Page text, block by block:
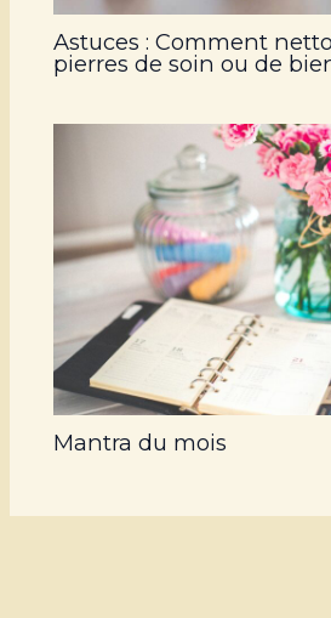
Astuces : Comment
pierres de soin ou de
Mantra du mois